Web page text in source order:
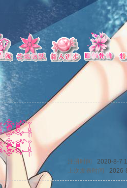
注册时间
2020-8-7
上次发表时间 2026-